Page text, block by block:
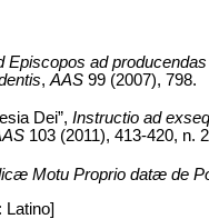
Episcopos ad
, AAS 99 (2007), 798.
Dei”, Instructio ad
103 (2011), 413-420, n.
Motu Proprio datæ de
Latino]